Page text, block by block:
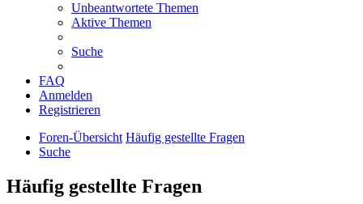
Unbeantwortete Themen
Aktive Themen
Suche
FAQ
Anmelden
Registrieren
Foren-Übersicht Häufig gestellte Fragen
Suche
Häufig gestellte Fragen